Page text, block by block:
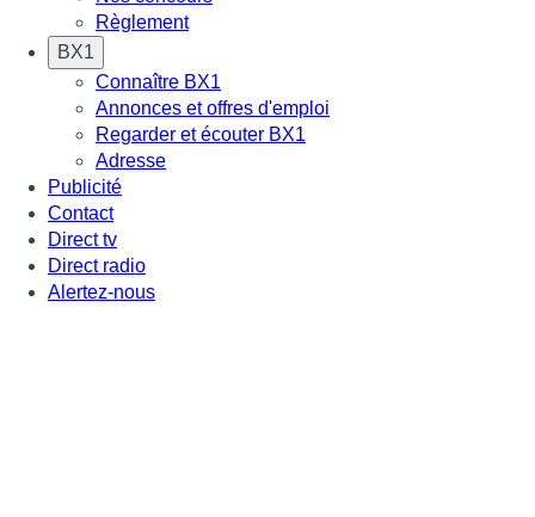
Règlement
BX1
Connaître BX1
Annonces et offres d'emploi
Regarder et écouter BX1
Adresse
Publicité
Contact
Direct tv
Direct radio
Alertez-nous